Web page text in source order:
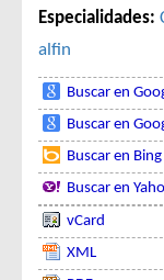
Especialidades:
alfin
Buscar en
Buscar en
Buscar en Bing
Buscar en
vCard
XML